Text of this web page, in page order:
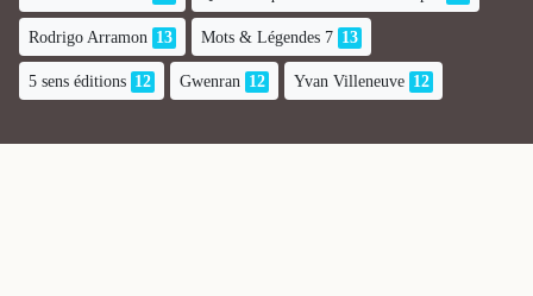
Rodrigo Arramon 13 Mots & Légendes 7 13
5 sens éditions 12 Gwenran 12 Yvan Villeneuve 12